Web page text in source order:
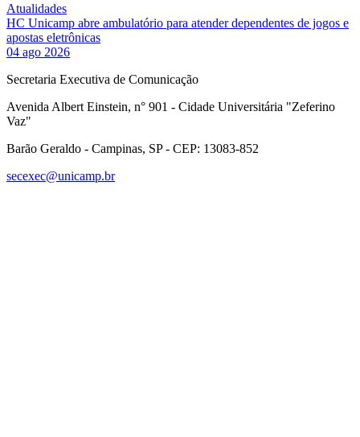
Atualidades
HC Unicamp abre ambulatório para atender dependentes de jogos e
apostas eletrônicas
04 ago 2026
Secretaria Executiva de Comunicação
Avenida Albert Einstein, n° 901 - Cidade Universitária "Zeferino
Vaz"
Barão Geraldo - Campinas, SP - CEP: 13083-852
secexec@unicamp.br